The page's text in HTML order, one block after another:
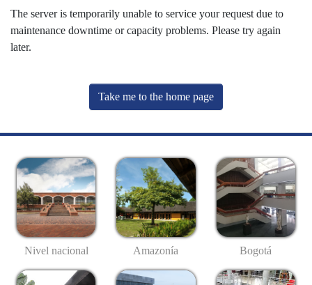
The server is temporarily unable to service your request due to
maintenance downtime or capacity problems. Please try again
later.
Take me to the home page
Nivel nacional Amazonía Bogotá